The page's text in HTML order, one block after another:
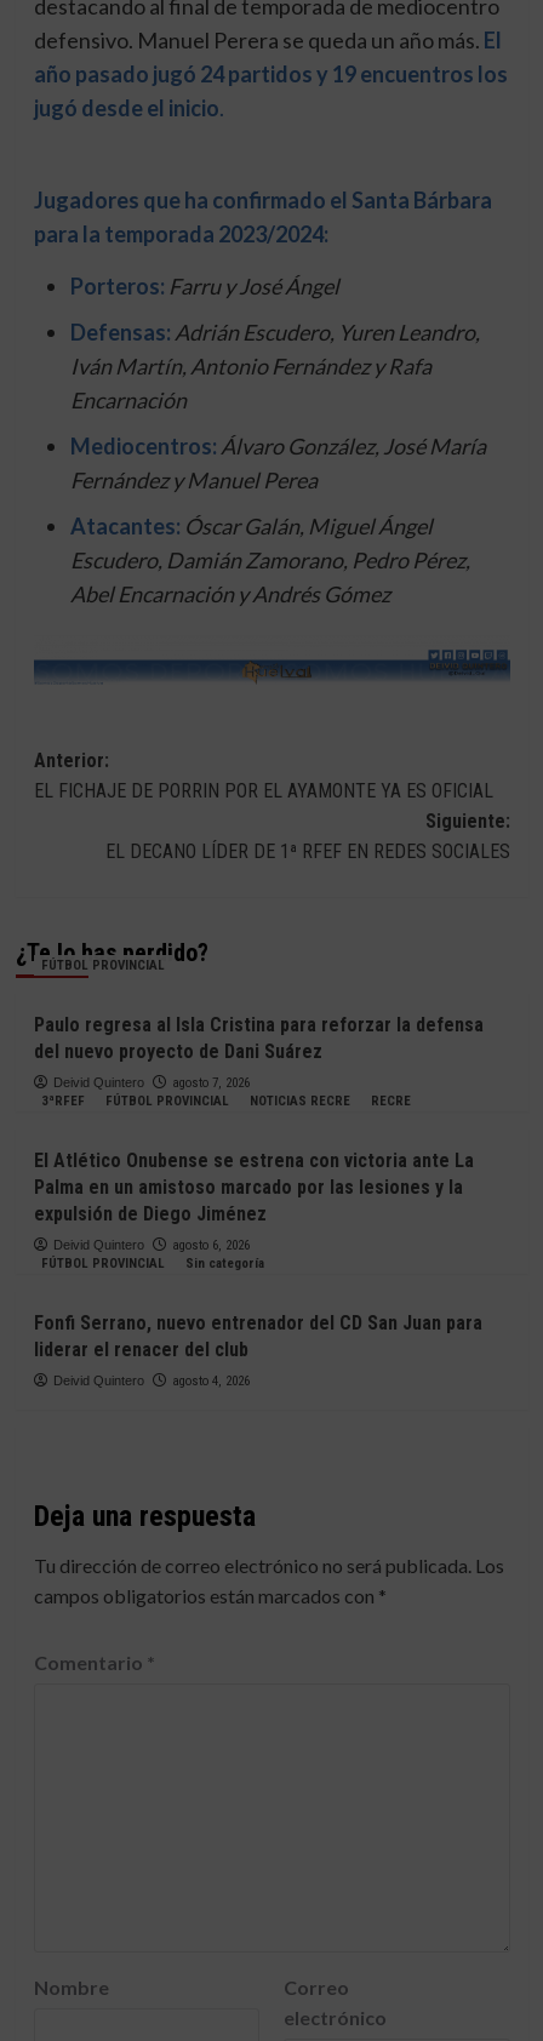
destacando al final de temporada de mediocentro
defensivo. Manuel Perera se queda un año más. El
año pasado jugó 24 partidos y 19 encuentros los
jugó desde el inicio.
Jugadores que ha confirmado el Santa Bárbara
para la temporada 2023/2024:
Porteros: Farru y José Ángel
Defensas: Adrián Escudero, Yuren Leandro,
Iván Martín, Antonio Fernández y Rafa
Encarnación
Mediocentros: Álvaro González, José María
Fernández y Manuel Perea
Atacantes: Óscar Galán, Miguel Ángel
Escudero, Damián Zamorano, Pedro Pérez,
Abel Encarnación y Andrés Gómez
Navegación
de
entradas
Anterior:
EL FICHAJE DE PORRIN POR EL AYAMONTE YA ES OFICIAL
Siguiente:
EL DECANO LÍDER DE 1ª RFEF EN REDES SOCIALES
¿Te lo has perdido?
FÚTBOL PROVINCIAL
Paulo regresa al Isla Cristina para reforzar la defensa
del nuevo proyecto de Dani Suárez
Deivid Quintero
agosto 7, 2026
3ªRFEF
FÚTBOL PROVINCIAL NOTICIAS RECRE RECRE
El Atlético Onubense se estrena con victoria ante La
Palma en un amistoso marcado por las lesiones y la
expulsión de Diego Jiménez
Deivid Quintero
agosto 6, 2026
FÚTBOL PROVINCIAL
Sin categoría
Fonfi Serrano, nuevo entrenador del CD San Juan para
liderar el renacer del club
Deivid Quintero agosto 4, 2026
Deja una respuesta
Tu dirección de correo electrónico no será publicada. Los
campos obligatorios están marcados con *
Comentario *
Nombre
Correo
electrónico